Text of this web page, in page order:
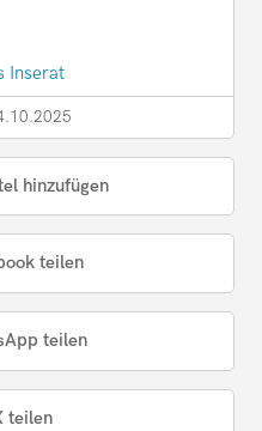
Inserat
hinzufügen
teilen
teilen
teilen